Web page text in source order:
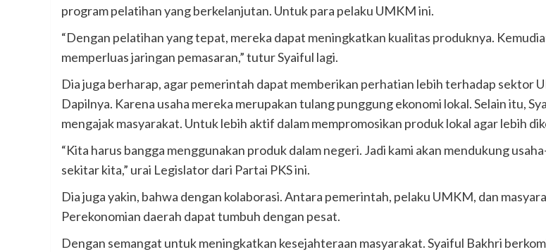
program pelatihan yang berkelanjutan. Untuk para pelaku UMKM ini.
“Dengan pelatihan yang tepat, mereka dapat meningkatkan kualitas produknya.
memperluas jaringan pemasaran,” tutur Syaiful lagi.
Dia juga berharap, agar pemerintah dapat memberikan perhatian lebih terhadap sektor
Dapilnya. Karena usaha mereka merupakan tulang punggung ekonomi lokal. Selain itu,
mengajak masyarakat. Untuk lebih aktif dalam mempromosikan produk lokal agar lebih
“Kita harus bangga menggunakan produk dalam negeri. Jadi kami akan mendukung
sekitar kita,” urai Legislator dari Partai PKS ini.
Dia juga yakin, bahwa dengan kolaborasi. Antara pemerintah, pelaku UMKM, dan
Perekonomian daerah dapat tumbuh dengan pesat.
Dengan semangat untuk meningkatkan kesejahteraan masyarakat. Syaiful Bakhri